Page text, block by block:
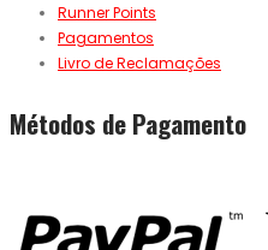
Runner Points
Pagamentos
Livro de Reclamações
Métodos de Pagamento